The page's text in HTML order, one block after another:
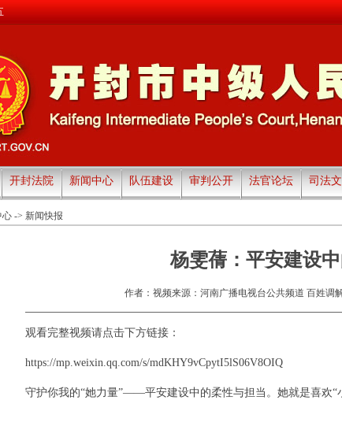
开封法院 新闻中心 队伍建设 审判公开 法官论坛 司法
心 -> 新闻快报
杨雯蒨：平安建设
作者：视频来源：河南广播电视台公共频道 百姓调
观看完整视频请点击下方链接：
https://mp.weixin.qq.com/s/mdKHY9vCpytI5lS06V8OIQ
守护你我的“她力量”——平安建设中的柔性与担当。她就是喜欢“